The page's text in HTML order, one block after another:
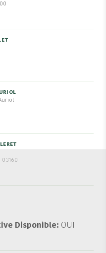
03160
Disponible OUI